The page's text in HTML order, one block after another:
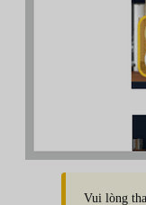
Vui lòng